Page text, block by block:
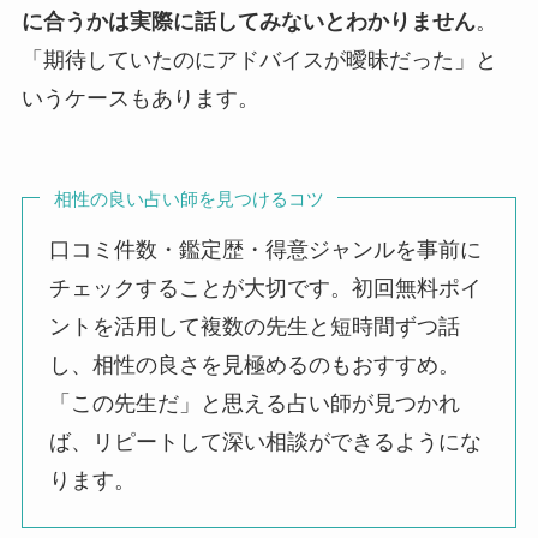
に合うかは実際に話してみないとわかりません。
「期待していたのにアドバイスが曖昧だった」と
いうケースもあります。
相性の良い占い師を見つけるコツ
口コミ件数・鑑定歴・得意ジャンルを事前に
チェックすることが大切です。初回無料ポイ
ントを活用して複数の先生と短時間ずつ話
し、相性の良さを見極めるのもおすすめ。
「この先生だ」と思える占い師が見つかれ
ば、リピートして深い相談ができるようにな
ります。